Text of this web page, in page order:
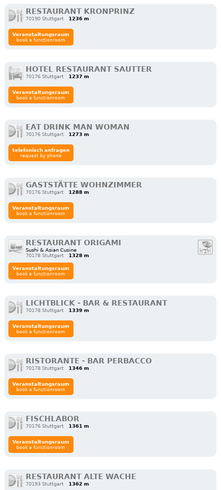
RESTAURANT KRONPRINZ
70190 Stuttgart 1236 m
Veranstaltungsraum
book a functionroom
HOTEL RESTAURANT SAUTTER
70176 Stuttgart 1237 m
Veranstaltungsraum
book a functionroom
EAT DRINK MAN WOMAN
70176 Stuttgart 1273 m
telefonisch anfragen
request by phone
GASTSTÄTTE WOHNZIMMER
70176 Stuttgart 1288 m
Veranstaltungsraum
book a functionroom
RESTAURANT ORIGAMI
Sushi & Asian Cusine
70178 Stuttgart
1328 m
Veranstaltungsraum
book a functionroom
LICHTBLICK - BAR & RESTAURANT
70178 Stuttgart 1339 m
Veranstaltungsraum
book a functionroom
RISTORANTE - BAR PERBACCO
70178 Stuttgart 1346 m
Veranstaltungsraum
book a functionroom
FISCHLABOR
70176 Stuttgart 1361 m
Veranstaltungsraum
book a functionroom
RESTAURANT ALTE WACHE
70193 Stuttgart 1362 m